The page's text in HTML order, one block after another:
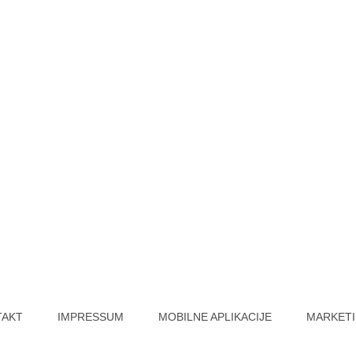
IMPRESSUM MOBILNE APLIKACIJE